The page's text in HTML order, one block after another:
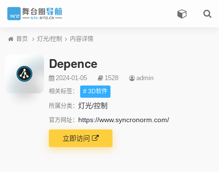
首页 灯光/控制 内容详情
Depence
2024-01-05 1528
admin
相关标签：
# 3D软件
所属分类： 灯光/控制
官方网址： https://www.syncronorm.com/
立即访问